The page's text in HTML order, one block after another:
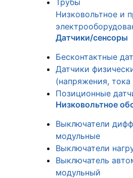
Трубы
Низковольтное и
Датчики/сенсоры
Бесконтактные
Датчики
(напряжения, тока
Позиционные
Низковольтное
Выключатели
модульные
Выключатели
Выключатель
модульный